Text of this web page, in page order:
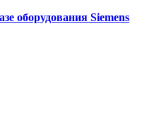
оборудования Siemens